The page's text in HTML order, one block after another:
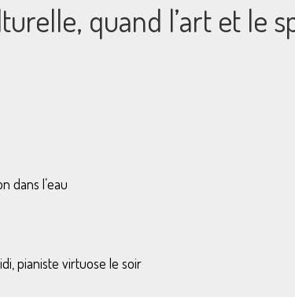
les
quand l’art et le
dans l’eau
pianiste virtuose le soir